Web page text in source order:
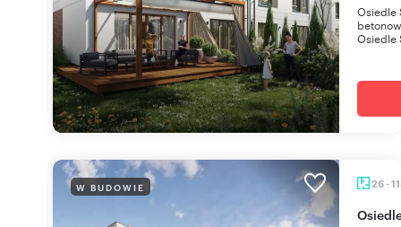
Osiedle
Osiedle
W BUDOWIE 26 -